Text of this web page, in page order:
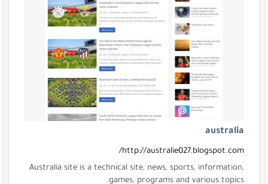
australia
http://australie027.blogspot.com/
Australia site is a technical site, news, sports, information,
games, programs and various topics.